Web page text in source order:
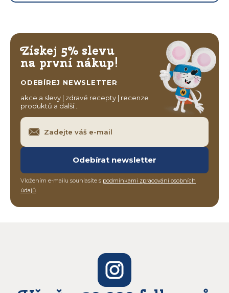
Získej 5% slevu
na první nákup!
ODEBÍREJ NEWSLETTER
akce a slevy | zdravé recepty | recenze
produktů a další…
Odebírat newsletter
Vložením e-mailu souhlasíte s podmínkami zpracování osobních
údajů.